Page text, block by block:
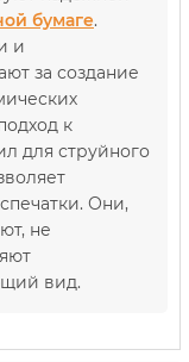
бумаге.
и
за создание
к
для струйного
Они,
не
вид.